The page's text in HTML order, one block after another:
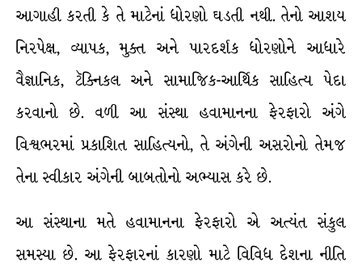
આગાહી કરતી કે તે માટેનાં ધોરણો ઘડતી નથી. તેનો આશય
નિરપેક્ષ, વ્યાપક, મુક્ત અને પારદર્શક ધોરણોને આધારે
વૈજ્ઞાનિક, ટૅક્નિકલ અને સામાજિક-આર્થિક સાહિત્ય પેદા
કરવાનો છે. વળી આ સંસ્થા હવામાનના ફેરફારો અંગે
વિશ્વભરમાં પ્રકાશિત સાહિત્યનો, તે અંગેની અસરોનો તેમજ
તેના સ્વીકાર અંગેની બાબતોનો અભ્યાસ કરે છે.
આ સંસ્થાના મતે હવામાનના ફેરફારો એ અત્યંત સંકુલ
સમસ્યા છે. આ ફેરફારનાં કારણો માટે વિવિધ દેશના નીતિ